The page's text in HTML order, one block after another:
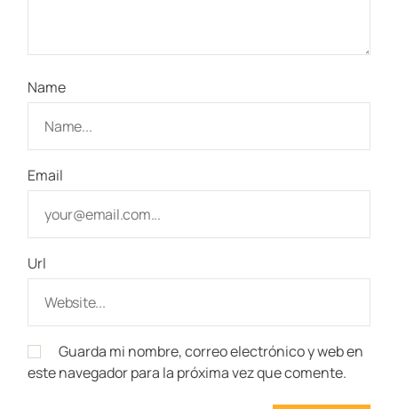
Name
Email
Url
Guarda mi nombre, correo electrónico y web en
este navegador para la próxima vez que comente.